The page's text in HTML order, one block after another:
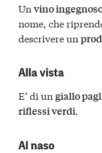
Unvino
nome, che
descrivere un
Alla vista
E’ di ungiallo
riflessi verdi.
Al naso